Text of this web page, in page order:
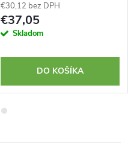
€30,12 bez DPH
€37,05
Skladom
DO KOŠÍKA